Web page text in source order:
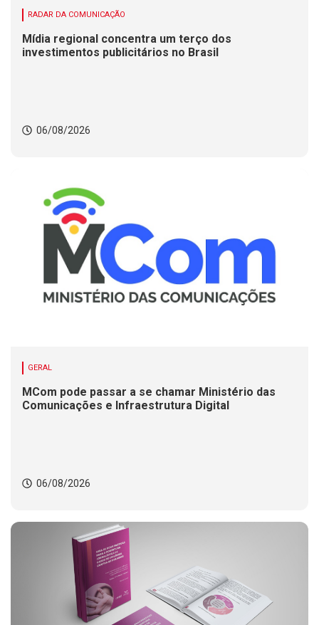
RADAR DA COMUNICAÇÃO
Mídia regional concentra um terço dos
investimentos publicitários no Brasil
06/08/2026
GERAL
MCom pode passar a se chamar Ministério das
Comunicações e Infraestrutura Digital
06/08/2026